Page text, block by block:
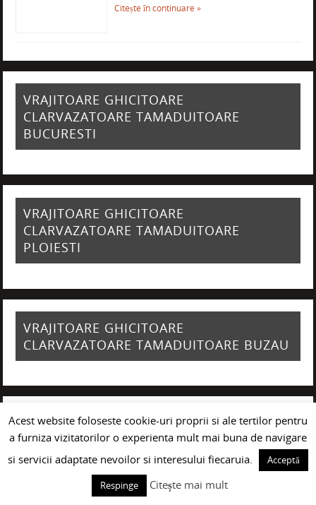
Citește în continuare »
VRAJITOARE GHICITOARE
CLARVAZATOARE TAMADUITOARE
BUCURESTI
VRAJITOARE GHICITOARE
CLARVAZATOARE TAMADUITOARE
PLOIESTI
VRAJITOARE GHICITOARE
CLARVAZATOARE TAMADUITOARE BUZAU
VRAJITOARE GHICITOARE
CLARVAZATOARE TAMADUITOARE GALATI
Acest website foloseste cookie-uri proprii si ale tertilor pentru
a furniza vizitatorilor o experienta mult mai buna de navigare
si servicii adaptate nevoilor si interesului fiecaruia.
Acceptă
Respinge
Citește mai mult